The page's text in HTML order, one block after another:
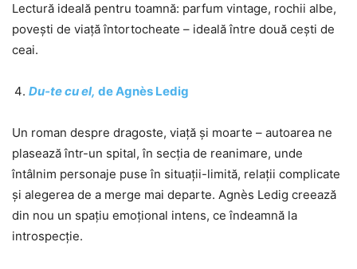
Lectură ideală pentru toamnă: parfum vintage, rochii albe,
povești de viață întortocheate – ideală între două cești de
ceai.
Du‑te cu el, de Agnès Ledig
Un roman despre dragoste, viață și moarte – autoarea ne
plasează într-un spital, în secția de reanimare, unde
întâlnim personaje puse în situații-limită, relații complicate
și alegerea de a merge mai departe. Agnès Ledig creează
din nou un spațiu emoțional intens, ce îndeamnă la
introspecție.